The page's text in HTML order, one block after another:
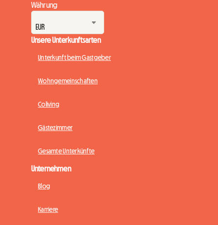
Währung
Unsere Unterkunftsarten
Unterkunft beim Gastgeber
Wohngemeinschaften
Coliving
Gästezimmer
Gesamte Unterkünfte
Unternehmen
Blog
Karriere